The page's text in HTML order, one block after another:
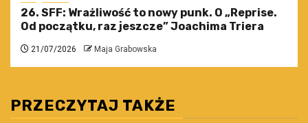
26. SFF: Wrażliwość to nowy punk. O „Reprise.
Od początku, raz jeszcze” Joachima Triera
21/07/2026 Maja Grabowska
PRZECZYTAJ TAKŻE